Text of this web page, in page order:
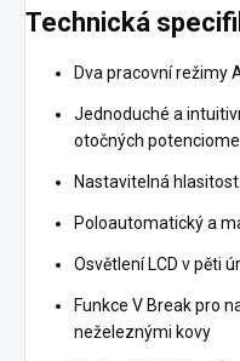
Technická
Dva pracovní režimy
Jednoduché a
otočných
Nastavitelná
Poloautomatický a
Osvětlení LCD v pěti
Funkce V Break pro
neželeznými kovy